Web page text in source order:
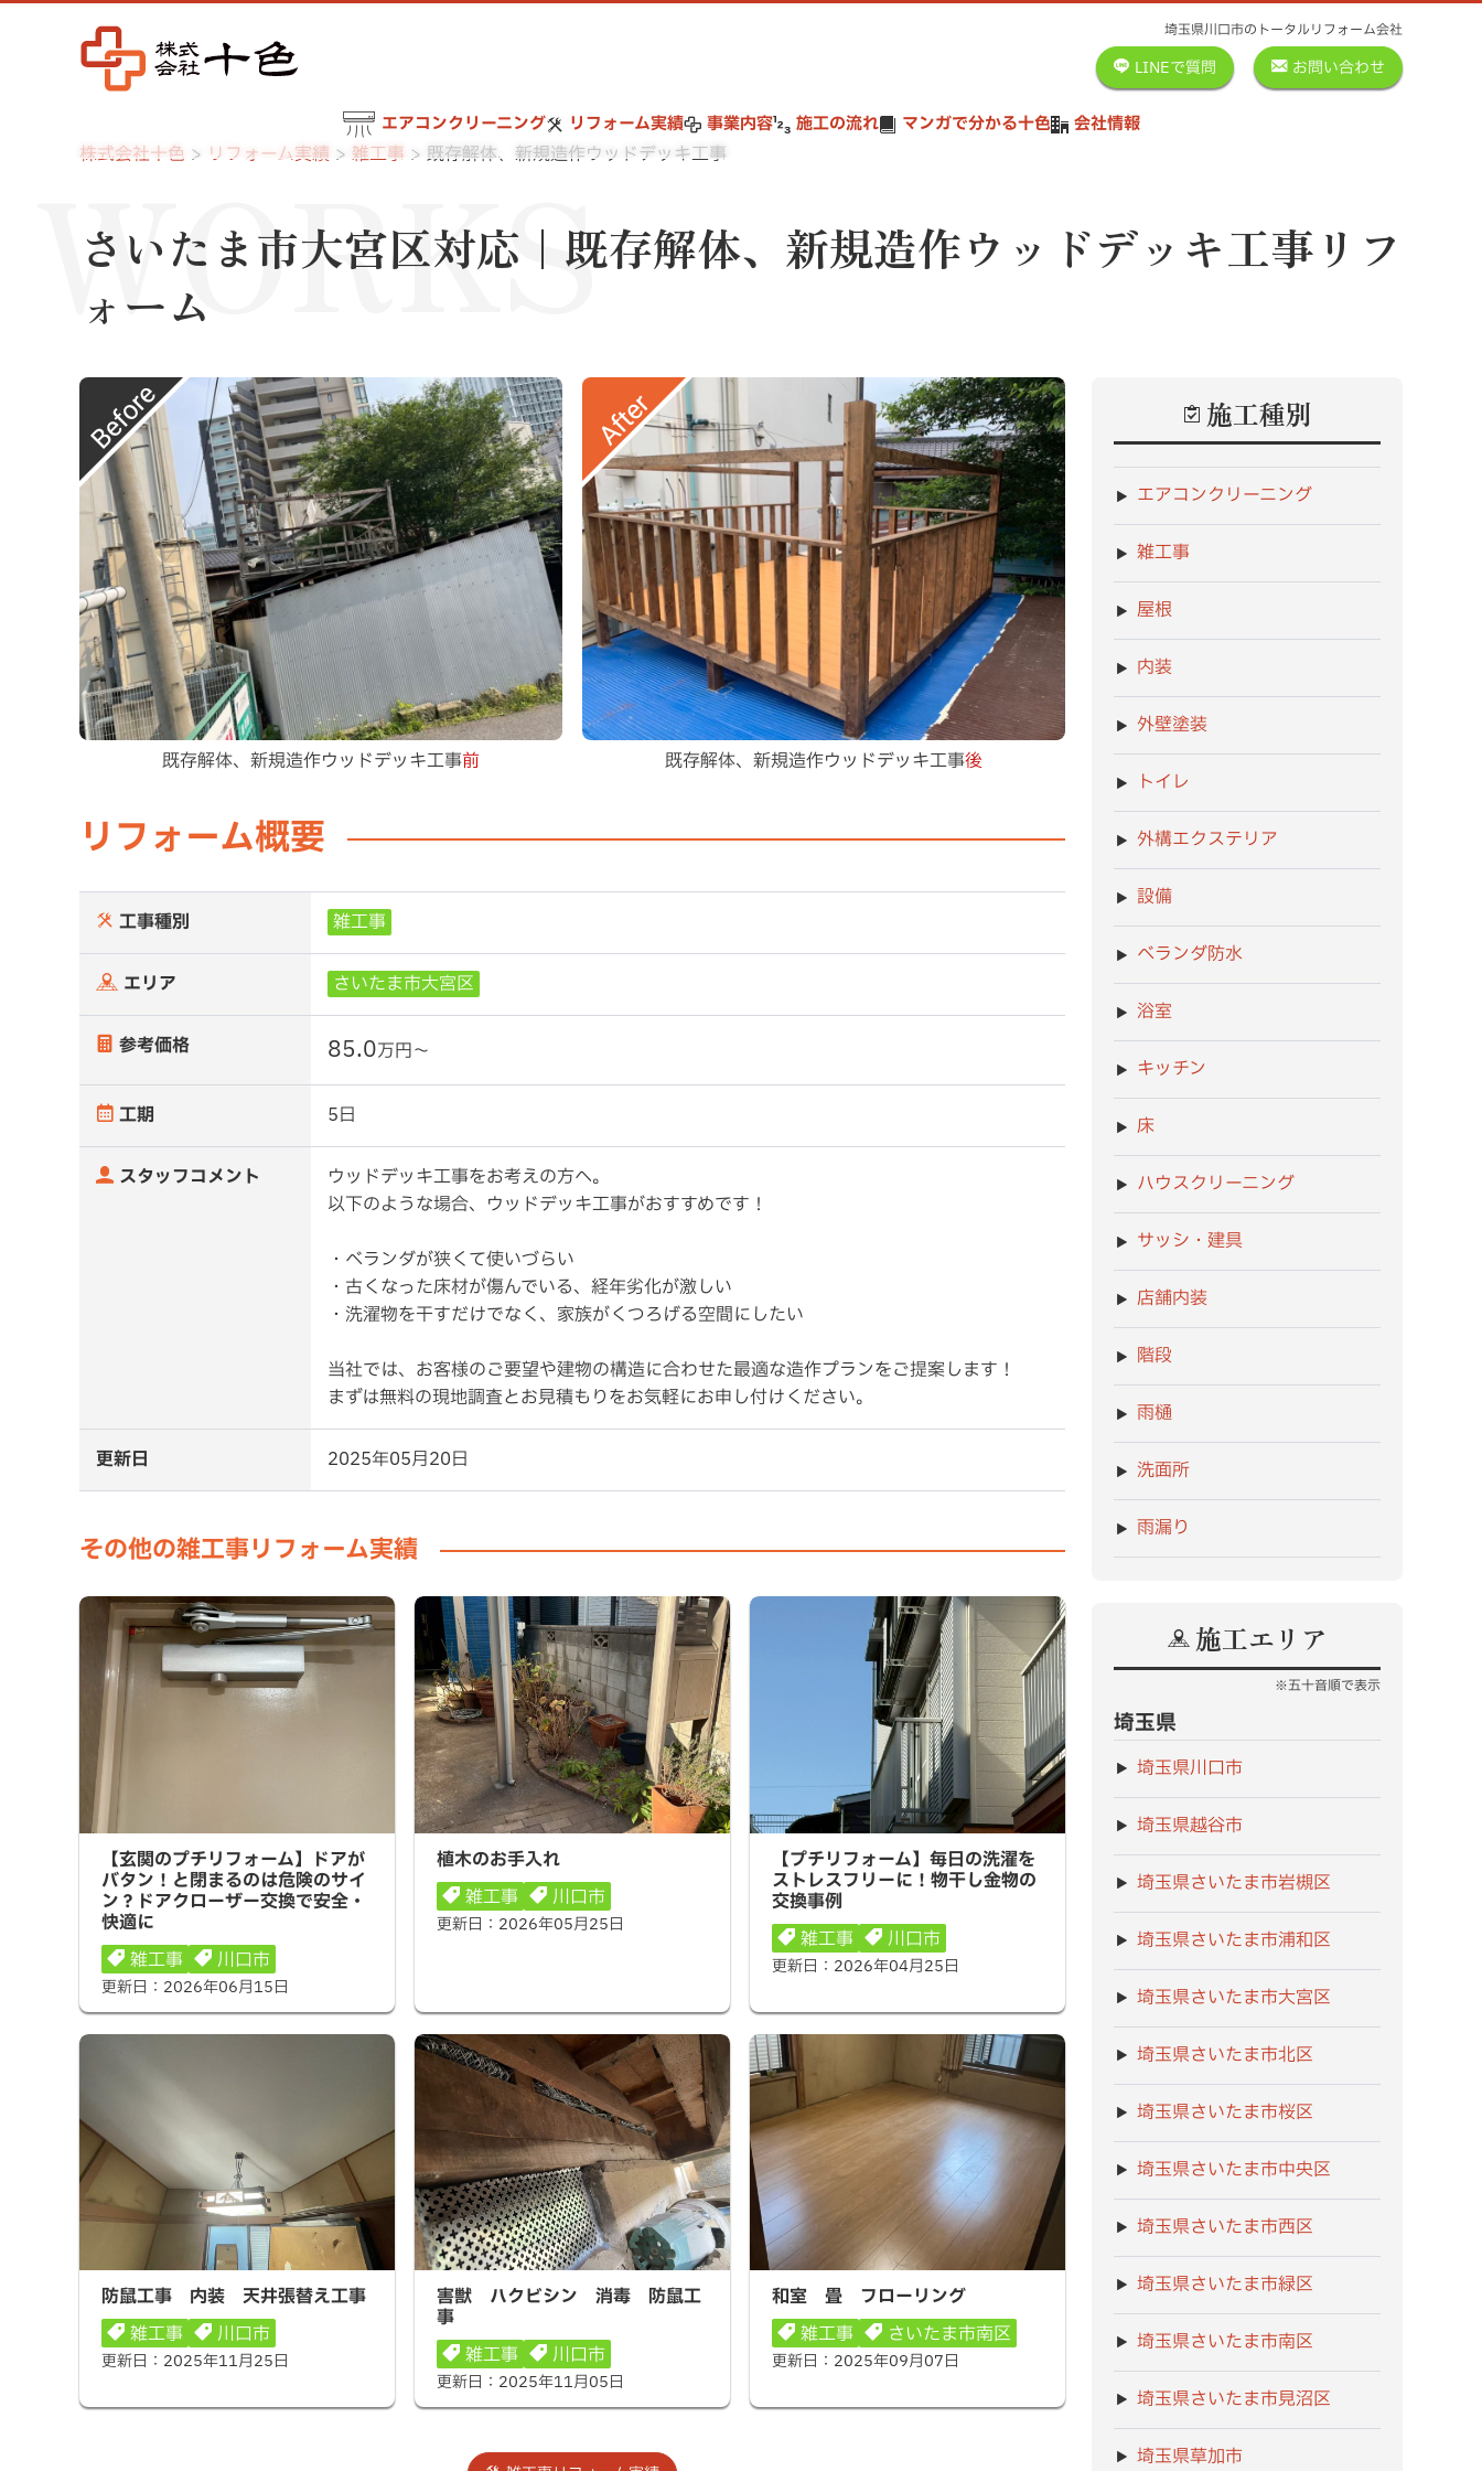
埼玉県川口市のトータルリフォーム会社
LINEで質問 お問い合わせ
エアコンクリーニング リフォーム実績 事業内容 施工の流れ マンガで分かる十色 会社情報
株式会社十色 リフォーム実績 雑工事 既存解体、新規造作ウッドデッキ工事
さいたま市大宮区対応｜既存解体、新規造作ウッドデッキ工事リフ
ォーム
WORKS
既存解体、新規造作ウッドデッキ工事前 既存解体、新規造作ウッドデッキ工事後
リフォーム概要
工事種別 雑工事
エリア さいたま市大宮区
参考価格 85.0万円〜
工期 5日
スタッフコメント
ウッドデッキ工事をお考えの方へ。
以下のような場合、ウッドデッキ工事がおすすめです！
・ベランダが狭くて使いづらい
・古くなった床材が傷んでいる、経年劣化が激しい
・洗濯物を干すだけでなく、家族がくつろげる空間にしたい
当社では、お客様のご要望や建物の構造に合わせた最適な造作プランをご提案します！
まずは無料の現地調査とお見積もりをお気軽にお申し付けください。
更新日 2025年05月20日
その他の雑工事リフォーム実績
【玄関のプチリフォーム】ドアがバタ
ン！と閉まるのは危険のサイン？ドア
クローザー交換で安全・快適に
【玄関のプチリフォーム】ドアが
バタン！と閉まるのは危険のサイ
ン？ドアクローザー交換で安全・
快適に
雑工事
川口市
更新日： 2026年06月15日
植木のお手入れ
植木のお手入れ
雑工事
川口市
更新日： 2026年05月25日
【プチリフォーム】毎日の洗濯をスト
レスフリーに！物干し金物の交換事例
【プチリフォーム】毎日の洗濯を
ストレスフリーに！物干し金物の
交換事例
雑工事
川口市
更新日： 2026年04月25日
防鼠工事 内装 天井張替え工事
防鼠工事 内装 天井張替え工事
雑工事
川口市
更新日： 2025年11月25日
害獣 ハクビシン 消毒 防鼠工事
害獣 ハクビシン 消毒 防鼠工
事
雑工事
川口市
更新日： 2025年11月05日
和室 畳 フローリング
和室 畳 フローリング
雑工事
さいたま市南区
更新日： 2025年09月07日
施工種別
エアコンクリーニング
雑工事
屋根
内装
外壁塗装
トイレ
外構エクステリア
設備
ベランダ防水
浴室
キッチン
床
ハウスクリーニング
サッシ・建具
店舗内装
階段
雨樋
洗面所
雨漏り
施工エリア
※五十音順で表示
埼玉県
埼玉県川口市
埼玉県越谷市
埼玉県さいたま市岩槻区
埼玉県さいたま市浦和区
埼玉県さいたま市大宮区
埼玉県さいたま市北区
埼玉県さいたま市桜区
埼玉県さいたま市中央区
埼玉県さいたま市西区
埼玉県さいたま市緑区
埼玉県さいたま市南区
埼玉県さいたま市見沼区
埼玉県草加市